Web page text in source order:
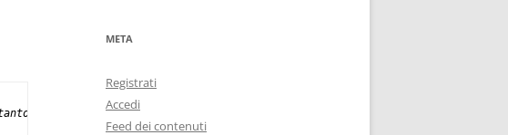
di mitra in mano ed abbigliamento alla palestinese, che dire, se non
META
Registrati
Accedi
Feed dei contenuti